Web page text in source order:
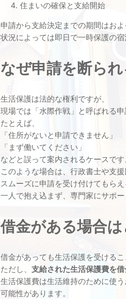
住まいの確保と支給開始
申請から支給決定までの期間はおよ
状況によっては即日で一時保護の
なぜ申請を断ら
生活保護は法的な権利ですが、
現場では「水際作戦」と呼ばれる
たとえば、
「住所がないと申請できません」
「まず働いてください」
などと誤って案内されるケースです
このような場合は、行政書士や支
スムーズに申請を受け付けてもらえ
一人で抱え込まず、専門家にサポ
借金がある場合
借金があっても生活保護を受けるこ
ただし、 支給された生活保護費を
生活保護費は生活維持のために使
可能性があります。